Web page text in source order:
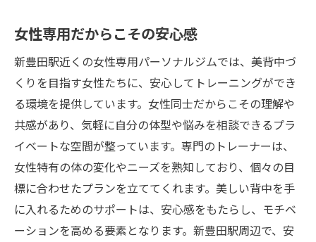
続けやすい料金プランと特典
新豊田駅近く女性専用パーソナルジムで美しい
背中を手に入れよう
美背中づくりのビフォーアフター
トレーニングの流れとプログラム内容
安心して通える女性専用ジムの魅力
背中の筋肉を鍛える具体的な方法
ジムでのトレーニングと自宅でのケア
目標達成に向けたモチベーション維持法
女性専用だからこその安心感
新豊田駅近くの女性専用パーソナルジムでは、美背中づ
くりを目指す女性たちに、安心してトレーニングができ
る環境を提供しています。女性同士だからこその理解や
共感があり、気軽に自分の体型や悩みを相談できるプラ
イベートな空間が整っています。専門のトレーナーは、
女性特有の体の変化やニーズを熟知しており、個々の目
標に合わせたプランを立ててくれます。美しい背中を手
に入れるためのサポートは、安心感をもたらし、モチベ
ーションを高める要素となります。新豊田駅周辺で、安